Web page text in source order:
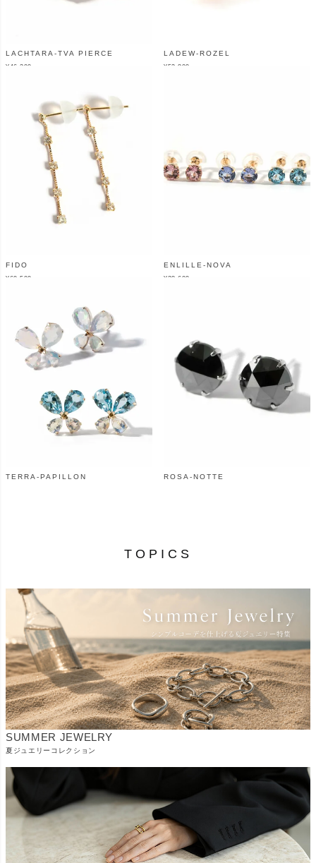
LACHTARA-TVA PIERCE
¥ 46,200
LADEW-ROZEL
¥52,800
FIDO
¥60,500
ENLILLE-NOVA
¥28,600
TERRA-PAPILLON ROSA-NOTTE
TOPICS
SUMMER JEWELRY
夏ジュエリーコレクション